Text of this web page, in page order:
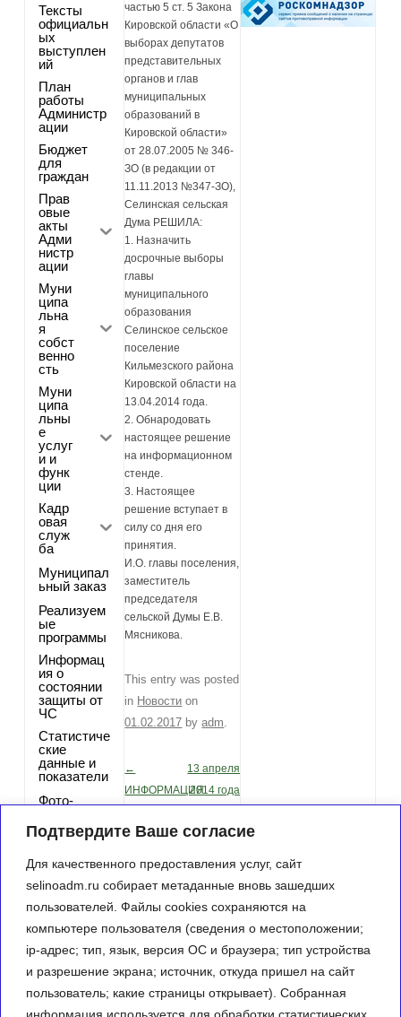
Подтвердите Ваше согласие
Для качественного предоставления услуг, сайт
selinoadm.ru собирает метаданные вновь зашедших
пользователей. Файлы cookies сохраняются на
компьютере пользователя (сведения о местоположении;
ip-адрес; тип, язык, версия ОС и браузера; тип устройства
и разрешение экрана; источник, откуда пришел на сайт
пользователь; какие страницы открывает). Собранная
информация используется для обработки статистических
Тексты
официальн
ых
выступлен
ий
План
работы
Администр
ации
Бюджет
для
граждан
Прав
овые
акты
Адми
нистр
ации
Муни
ципа
льна
я
собст
венно
сть
Муни
ципа
льны
е
услуг
и и
функ
ции
Кадр
овая
служ
ба
Муниципал
ьный заказ
Реализуем
ые
программы
Информац
ия о
состоянии
защиты от
ЧС
Статистиче
ские
данные и
показатели
Фото-
Контактная
я
частью 5 ст. 5 Закона
Кировской области «О
выборах депутатов
представительных
органов и глав
муниципальных
образований в
Кировской области»
от 28.07.2005 № 346-
ЗО (в редакции от
11.11.2013 №347-ЗО),
Селинская сельская
Дума РЕШИЛА:
1. Назначить
досрочные выборы
главы
муниципального
образования
Селинское сельское
поселение
Кильмезского района
Кировской области на
13.04.2014 года.
2. Обнародовать
настоящее решение
на информационном
стенде.
3. Настоящее
решение вступает в
силу со дня его
принятия.
И.О. главы поселения,
заместитель
председателя
сельской Думы Е.В.
Мясникова.
This entry was posted
in Новости on
01.02.2017 byadm
Post navigation
←
ИНФОРМАЦИЯ
ПРОВЕДЕНИИ
13 апреля
2014 года
ВЫБОРЫ